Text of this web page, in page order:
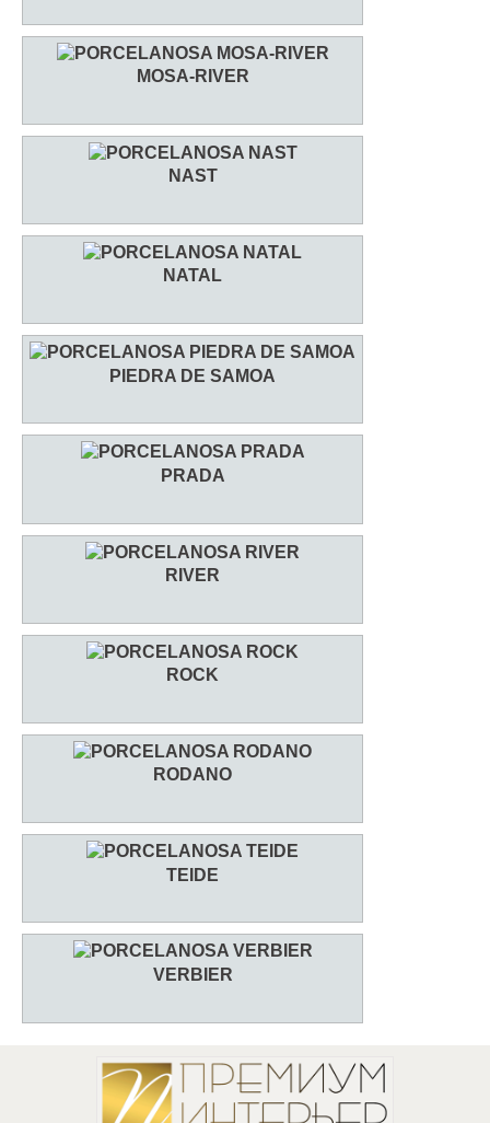
MOSA-RIVER
NAST
NATAL
PIEDRA DE SAMOA
PRADA
RIVER
ROCK
RODANO
TEIDE
VERBIER